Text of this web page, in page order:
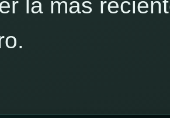
la mas